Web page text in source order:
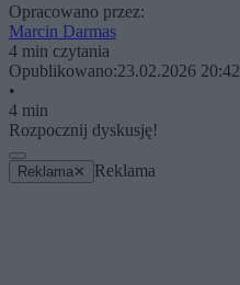
Opracowano przez:
Marcin Darmas
4 min czytania
Opublikowano:23.02.2026 20:42
•
4 min
Rozpocznij dyskusję!
Reklama ✕ Reklama